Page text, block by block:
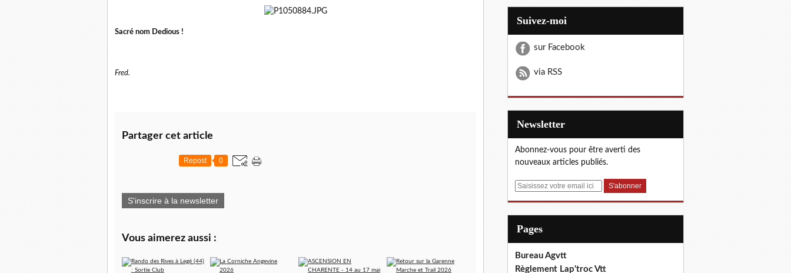
Sacré nom Dedious !
Fred.
Partager cet article
Repost 0
S'inscrire à la newsletter
Vous aimerez aussi :
Suivez-moi
sur Facebook
via RSS
Newsletter
Abonnez-vous pour être averti des
nouveaux articles publiés.
E
Pages
Bureau Agvtt
Règlement Lap'troc Vtt